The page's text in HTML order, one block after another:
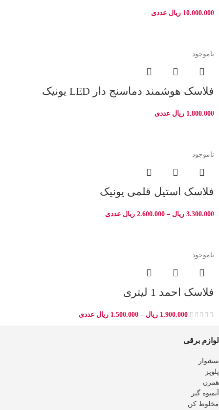
10.000.000 ریال عددی
ناموجود
فلاسک هوشمند دماسنج دار LED یونیک
1.800.000 ریال عددی
ناموجود
فلاسک استیل قلمی یونیک
3.300.000 ریال –
2.600.000 ریال عددی
ناموجود
فلاسک احمد 1 لیتری
1.900.000 ریال –
1.500.000 ریال عددی
لوازم برقی
سشوار
پلوپز
همزن
آبمیوه گیر
مخلوط کن